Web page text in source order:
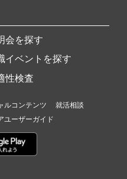
会を探す
イベントを探す
性検査
ルコンテンツ
就活相談
ユーザーガイド